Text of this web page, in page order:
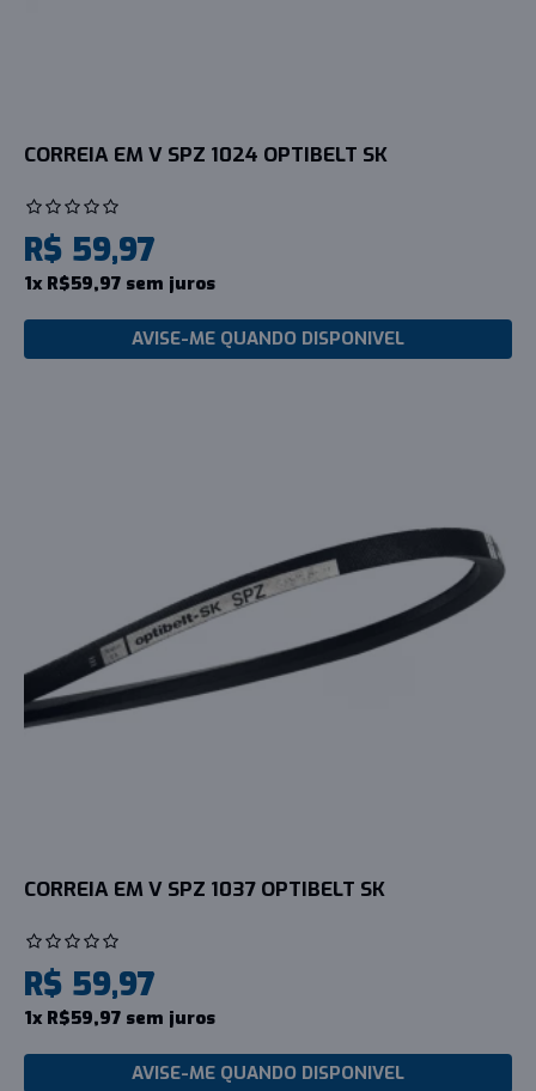
CORREIA EM V SPZ 1024 OPTIBELT SK
R$ 59,97
1x R$59,97 sem juros
AVISE-ME QUANDO DISPONIVEL
CORREIA EM V SPZ 1037 OPTIBELT SK
R$ 59,97
1x R$59,97 sem juros
AVISE-ME QUANDO DISPONIVEL